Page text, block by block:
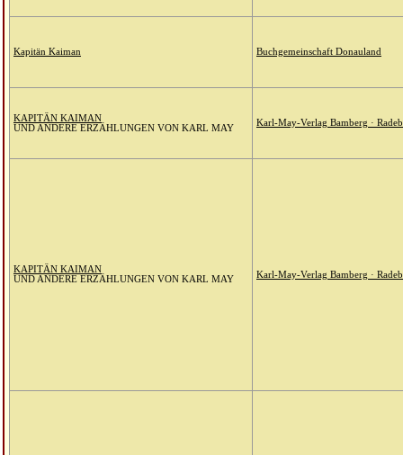
Kapitän Kaiman Buchgemeinschaft Donauland
KAPITÄN KAIMAN
UND ANDERE ERZÄHLUNGEN VON KARL MAY
Karl-May-Verlag Bamberg ·
KAPITÄN KAIMAN
UND ANDERE ERZÄHLUNGEN VON KARL MAY
Karl-May-Verlag Bamberg ·